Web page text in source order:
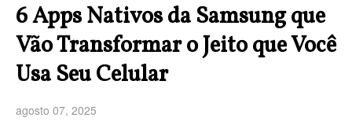
6 Apps Nativos da Samsung que
Vão Transformar o Jeito que Você
Usa Seu Celular
agosto 07, 2025